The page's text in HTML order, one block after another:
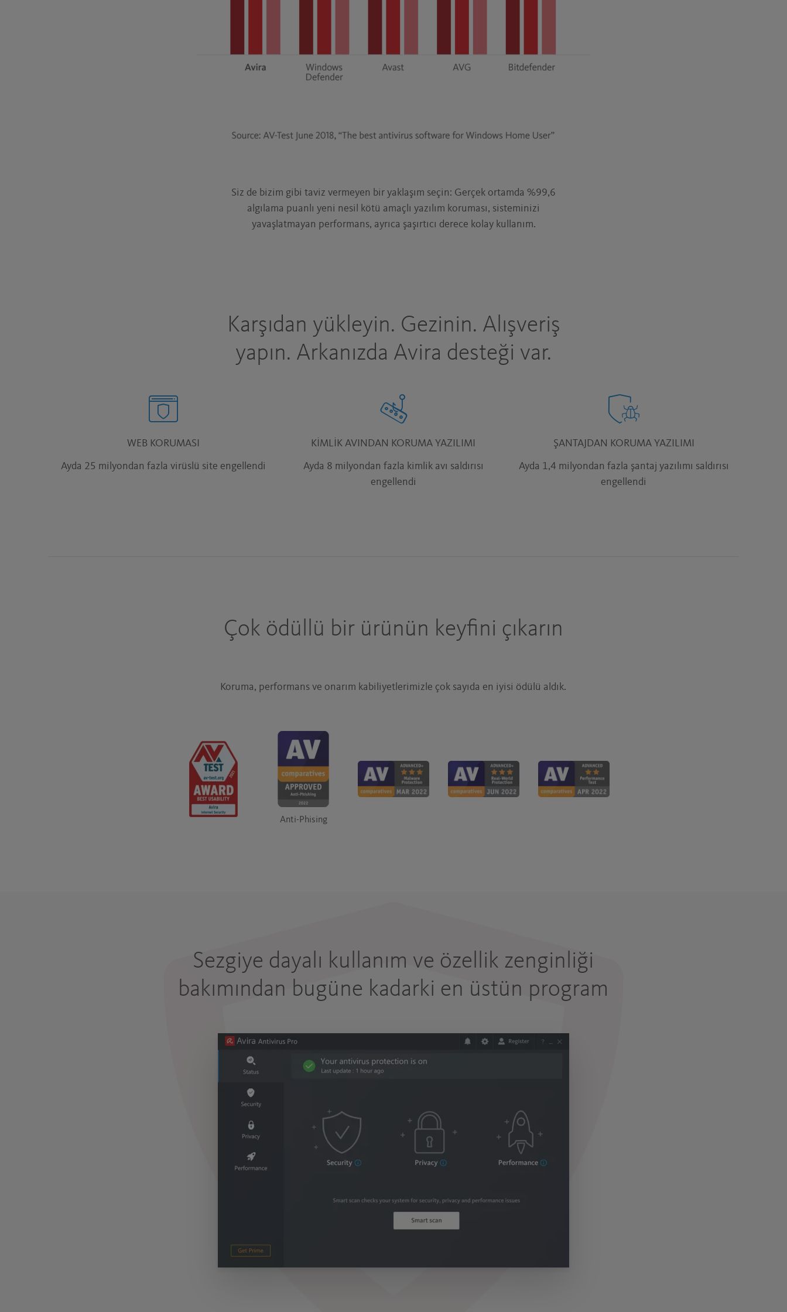
Siz de bizim gibi taviz vermeyen bir yaklaşım seçin: Gerçek ortamda %99,6
algılama puanlı yeni nesil kötü amaçlı yazılım koruması, sisteminizi
yavaşlatmayan performans, ayrıca şaşırtıcı derece kolay kullanım.
Karşıdan yükleyin. Gezinin. Alışveriş
yapın. Arkanızda Avira desteği var.
WEB KORUMASI
Ayda 25 milyondan fazla virüslü site engellendi
KIMLIK AVINDAN KORUMA YAZILIMI
Ayda 8 milyondan fazla kimlik avı saldırısı
engellendi
ŞANTAJDAN KORUMA YAZILIMI
Ayda 1,4 milyondan fazla şantaj yazılımı saldırısı
engellendi
Çok ödüllü bir ürünün keyfini çıkarın
Koruma, performans ve onarım kabiliyetlerimizle çok sayıda en iyisi ödülü aldık.
Anti-Phising
Sezgiye dayalı kullanım ve özellik zenginliği
bakımından bugüne kadarki en üstün program